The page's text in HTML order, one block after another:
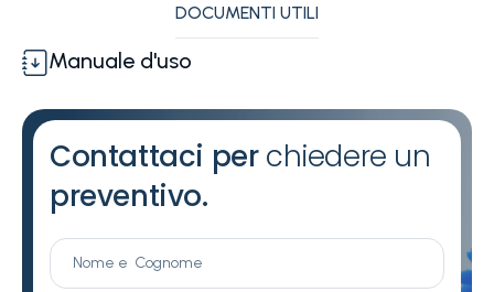
DOCUMENTI UTILI
Manuale d'uso
Contattaci perchiedere un
preventivo.